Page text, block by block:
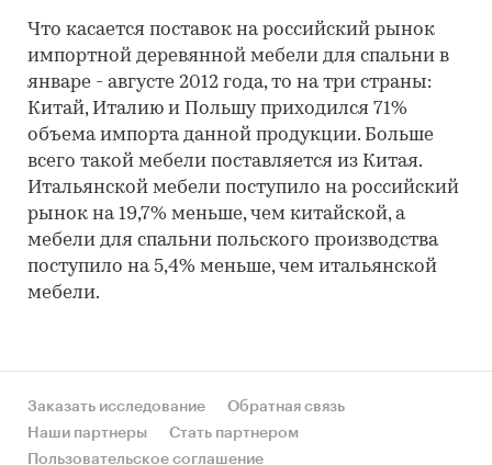
Что касается поставок на российский рынок
импортной деревянной мебели для спальни в
январе - августе 2012 года, то на три страны:
Китай, Италию и Польшу приходился 71%
объема импорта данной продукции. Больше
всего такой мебели поставляется из Китая.
Итальянской мебели поступило на российский
рынок на 19,7% меньше, чем китайской, а
мебели для спальни польского производства
поступило на 5,4% меньше, чем итальянской
мебели.
Заказать исследование
Обратная связь
Наши партнеры
Стать партнером
Пользовательское соглашение